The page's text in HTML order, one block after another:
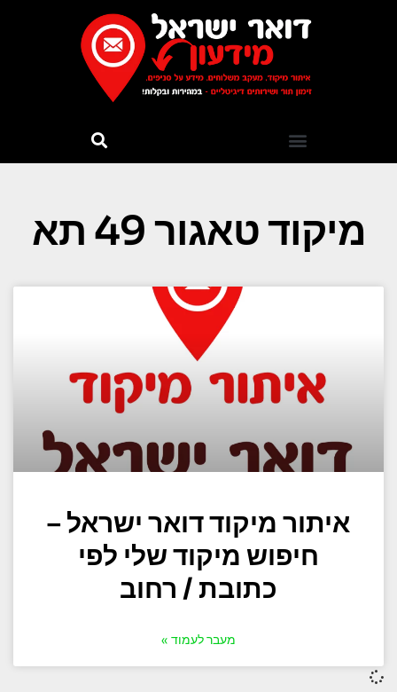
מיקוד טאגור 49 תא
איתור מיקוד דואר ישראל –
חיפוש מיקוד שלי לפי
כתובת / רחוב
מעבר לעמוד »